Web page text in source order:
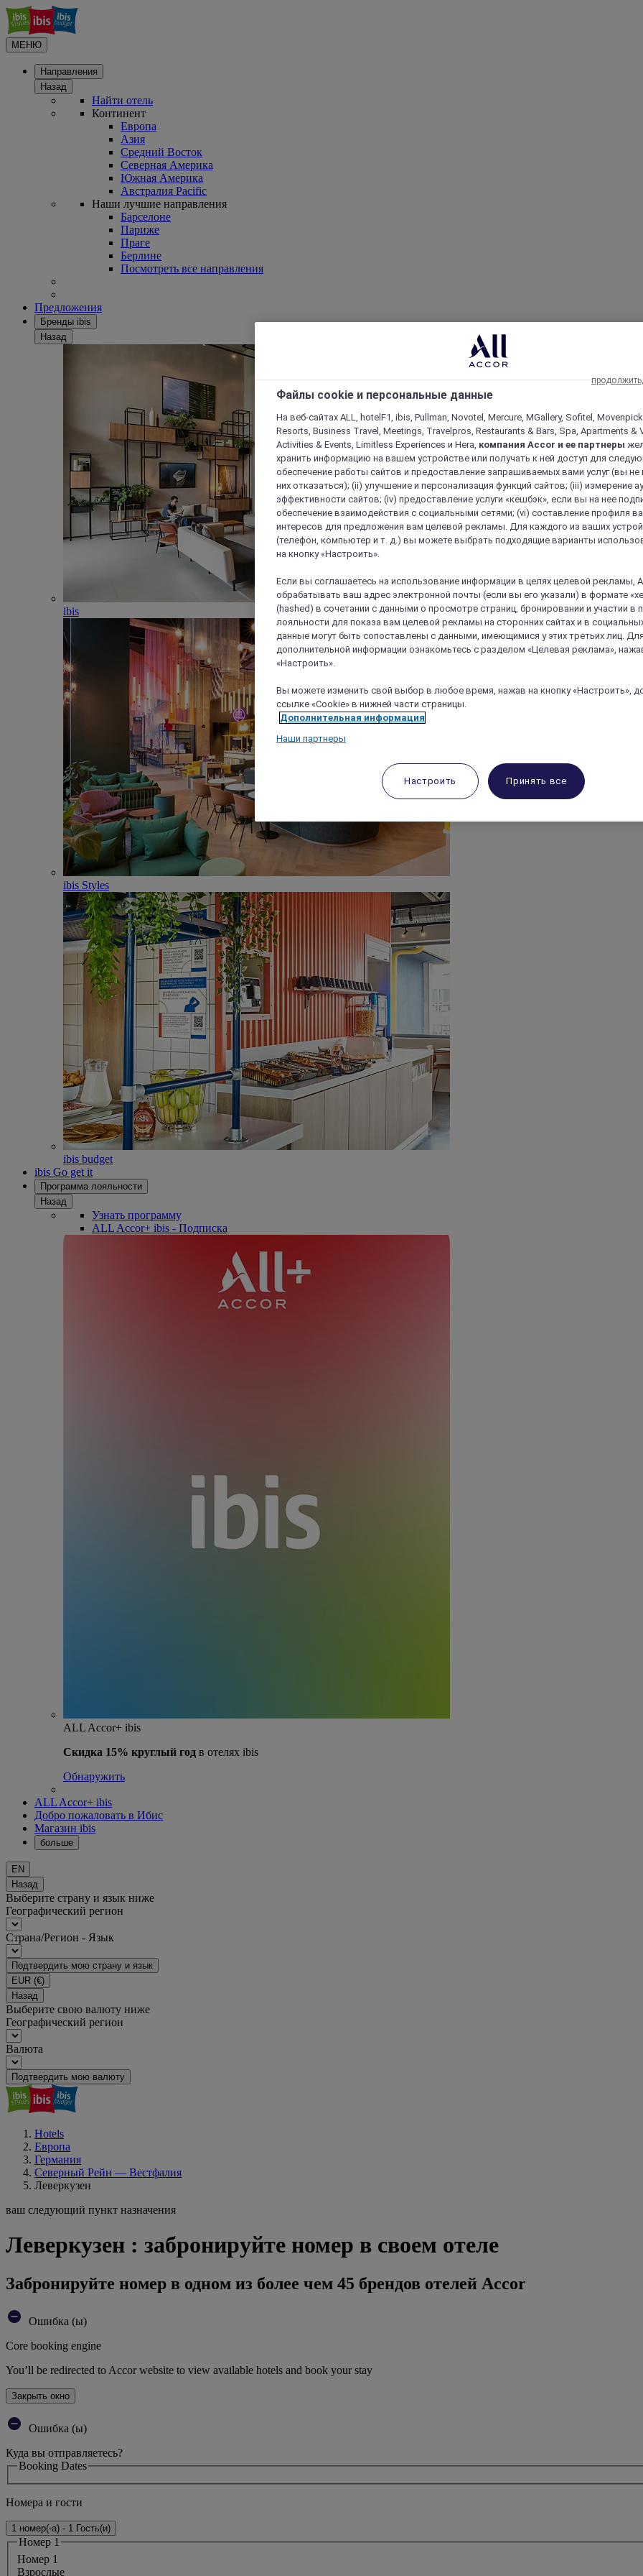
МЕНЮ
Направления
Назад
Найти отель
Континент
Европа
Азия
Средний Восток
Северная Америка
Южная Америка
Австралия Pacific
Наши лучшие направления
Барселоне
Париже
Праге
Берлине
Посмотреть все направления
Предложения
Бренды ibis
Назад
ibis
ibis Styles
ibis budget
ibis Go get it
Программа лояльности
Назад
Узнать программу
ALL Accor+ ibis - Подписка
ALL Accor+ ibis
Скидка 15% круглый год в отелях ibis
Обнаружить
ALL Accor+ ibis
Добро пожаловать в Ибис
Магазин ibis
больше
EN
Назад
Выберите страну и язык ниже
Географический регион
Страна/Регион - Язык
Подтвердить мою страну и язык
EUR (€)
Назад
Выберите свою валюту ниже
Географический регион
Валюта
Подтвердить мою валюту
Hotels
Европа
Германия
Северный Рейн — Вестфалия
Леверкузен
ваш следующий пункт назначения
Леверкузен : забронируйте номер в своем отеле
Забронируйте номер в одном из более чем 45 брендов отелей Accor
Ошибка (ы)
Core booking engine
You’ll be redirected to Accor website to view available hotels and book your stay
Закрыть окно
Ошибка (ы)
Куда вы отправляетесь?
Booking Dates
Номера и гости
1 номер(-а) - 1 Гость(и)
Номер 1
Номер 1
Bзрослые
Файлы cookie и персональные данные
На веб-сайтах ALL, hotelF1, ibis, Pullman, Novotel, Mercure, MGallery, Sofitel,
Resorts, Business Travel, Meetings, Travelpros, Restaurants & Bars, Spa, Apartments &
Activities & Events, Limitless Experiences и Hera, компания Accor и ее партнеры
хранить информацию на вашем устройстве или получать к ней доступ для
обеспечение работы сайтов и предоставление запрашиваемых вами услуг (вы
них отказаться); (ii) улучшение и персонализация функций сайтов; (iii) измерение
эффективности сайтов; (iv) предоставление услуги «кешбэк», если вы на нее
обеспечение взаимодействия с социальными сетями; (vi) составление профиля
интересов для предложения вам целевой рекламы. Для каждого из ваших
(телефон, компьютер и т. д.) вы можете выбрать подходящие варианты
на кнопку «Настроить».
Если вы соглашаетесь на использование информации в целях целевой рекламы,
обрабатывать ваш адрес электронной почты (если вы его указали) в формате
(hashed) в сочетании с данными о просмотре страниц, бронировании и участии в
лояльности для показа вам целевой рекламы на сторонних сайтах и в
данные могут быть сопоставлены с данными, имеющимися у этих третьих лиц.
дополнительной информации ознакомьтесь с разделом «Целевая реклама»,
«Настроить».
Вы можете изменить свой выбор в любое время, нажав на кнопку «Настроить»,
ссылке «Cookie» в нижней части страницы.
Дополнительная информация
Наши партнеры
Настроить Принять все